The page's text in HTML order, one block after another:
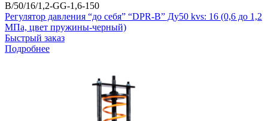
B/50/16/1,2-GG-1,6-150
Регулятор давления “до себя” “DPR-B” Ду50 kvs: 16 (0,6 до 1,2
МПа, цвет пружины-черный)
Быстрый заказ
Подробнее